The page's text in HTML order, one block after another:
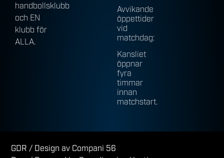
handbollsklubb
och EN
klubb för
ALLA.
Avvikande
öppettider
vid
matchdag:
Kansliet
öppnar
fyra
timmar
innan
matchstart.
GDR / Design av Compani 56